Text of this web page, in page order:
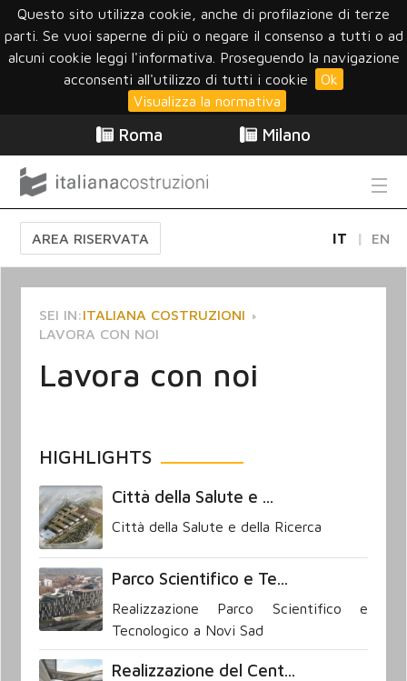
Questo sito utilizza cookie, anche di profilazione di terze
parti. Se vuoi saperne di più o negare il consenso a tutti o ad
alcuni cookie leggi l'informativa. Proseguendo la navigazione
acconsenti all'utilizzo di tutti i cookie
Ok
Visualizza la normativa
Roma Milano
AREA RISERVATA IT EN
SEI IN:ITALIANA COSTRUZIONI
LAVORA CON NOI
Lavora con noi
HIGHLIGHTS
Città della Salute e ...
Città della Salute e della Ricerca
Parco Scientifico e Te...
Realizzazione Parco Scientifico e
Tecnologico a Novi Sad
Realizzazione del Cent...